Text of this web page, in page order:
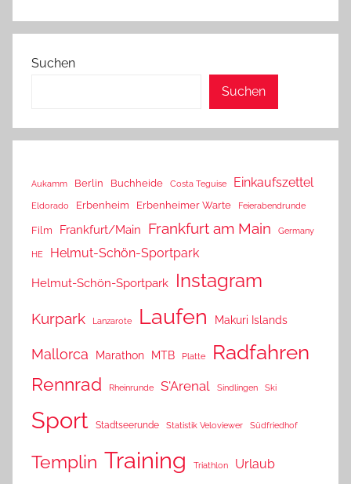
Suchen
Suchen
Aukamm Berlin Buchheide Costa Teguise Einkaufszettel
Eldorado Erbenheim Erbenheimer Warte Feierabendrunde
Film Frankfurt/Main Frankfurt am Main Germany
HE Helmut-Schön-Sportpark
Helmut-Schön-Sportpark Instagram
Kurpark Lanzarote Laufen Makuri Islands
Mallorca Marathon MTB Platte Radfahren
Rennrad Rheinrunde S'Arenal Sindlingen Ski
Sport Stadtseerunde Statistik Veloviewer Südfriedhof
Templin Training Triathlon Urlaub